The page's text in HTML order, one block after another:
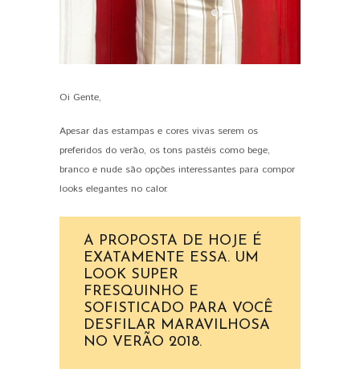
Oi Gente,
Apesar das estampas e cores vivas serem os
preferidos do verão, os tons pastéis como bege,
branco e nude são opções interessantes para compor
looks elegantes no calor.
A PROPOSTA DE HOJE É
EXATAMENTE ESSA. UM
LOOK SUPER
FRESQUINHO E
SOFISTICADO PARA VOCÊ
DESFILAR MARAVILHOSA
NO VERÃO 2018.